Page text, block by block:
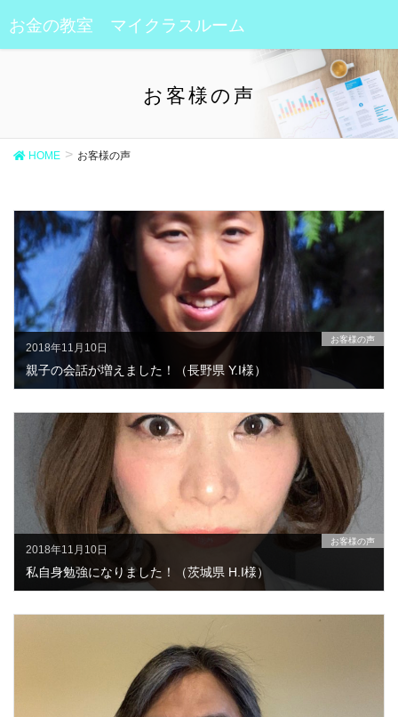
お金の教室 マイクラスルーム
お客様の声
HOME お客様の声
2018年11月10日
お客様の声
親子の会話が増えました！（長野県 Y.I様）
2018年11月10日
お客様の声
私自身勉強になりました！（茨城県 H.I様）